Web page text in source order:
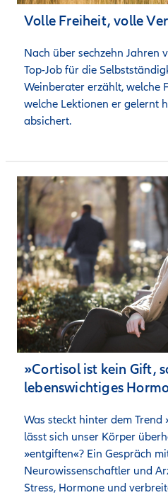
Volle Freiheit, volle
Nach über sechzehn Jahren
Top-Job für die
Weinberater erzählt, welche
welche Lektionen er gelernt
absichert.
»Cortisol ist kein Gift,
lebenswichtiges
Was steckt hinter dem Trend
lässt sich unser Körper
»entgiften«? Ein Gespräch
Neurowissenschaftler und
Stress, Hormone und